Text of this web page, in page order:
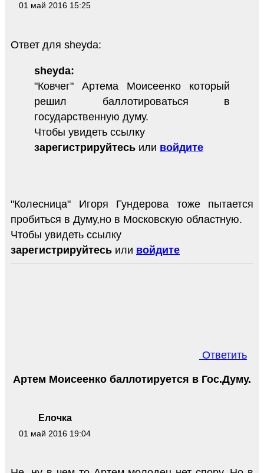
01 май 2016 15:25
Ответ для sheyda:
sheyda:
"Ковчег" Артема Моисеенко который
решил баллотироваться в
государственную думу.
Чтобы увидеть ссылку
зарегистрируйтесь или войдите
"Колесница" Игоря Гундерова тоже пытается
пробиться в Думу,но в Московскую областную.
Чтобы увидеть ссылку
зарегистрируйтесь или войдите
Ответить
Елочка
01 май 2016 19:04
Артем Моисеенко баллотируется в Гос.Думу.